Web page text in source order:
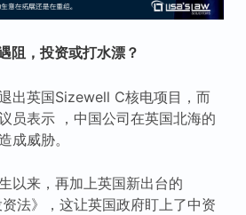
阻，投资或打水漂？
出英国Sizewell C核电项目，而
员表示 ，中国公司在英国北海的
成威胁。
以来，再加上英国新出台的
资法》，这让英国政府盯上了中资